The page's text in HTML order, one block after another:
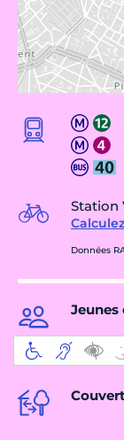
Station
Données